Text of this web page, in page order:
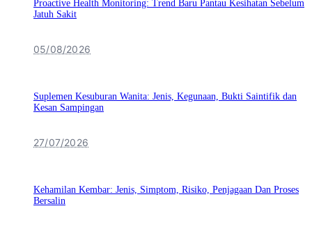
Proactive Health Monitoring: Trend Baru Pantau Kesihatan Sebelum
Jatuh Sakit
05/08/2026
Suplemen Kesuburan Wanita: Jenis, Kegunaan, Bukti Saintifik dan
Kesan Sampingan
27/07/2026
Kehamilan Kembar: Jenis, Simptom, Risiko, Penjagaan Dan Proses
Bersalin